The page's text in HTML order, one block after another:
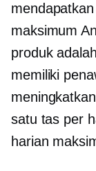
maksimum
produk
memiliki
satu tas per
harian